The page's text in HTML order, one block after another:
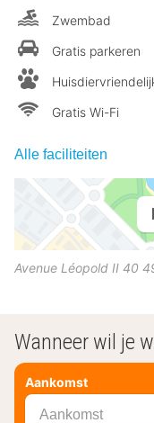
Zwembad
Gratis parkeren
Gratis Wi-Fi
Alle faciliteiten
Avenue Léopold II 40
Wanneer wil je
Aankomst
Aankomst